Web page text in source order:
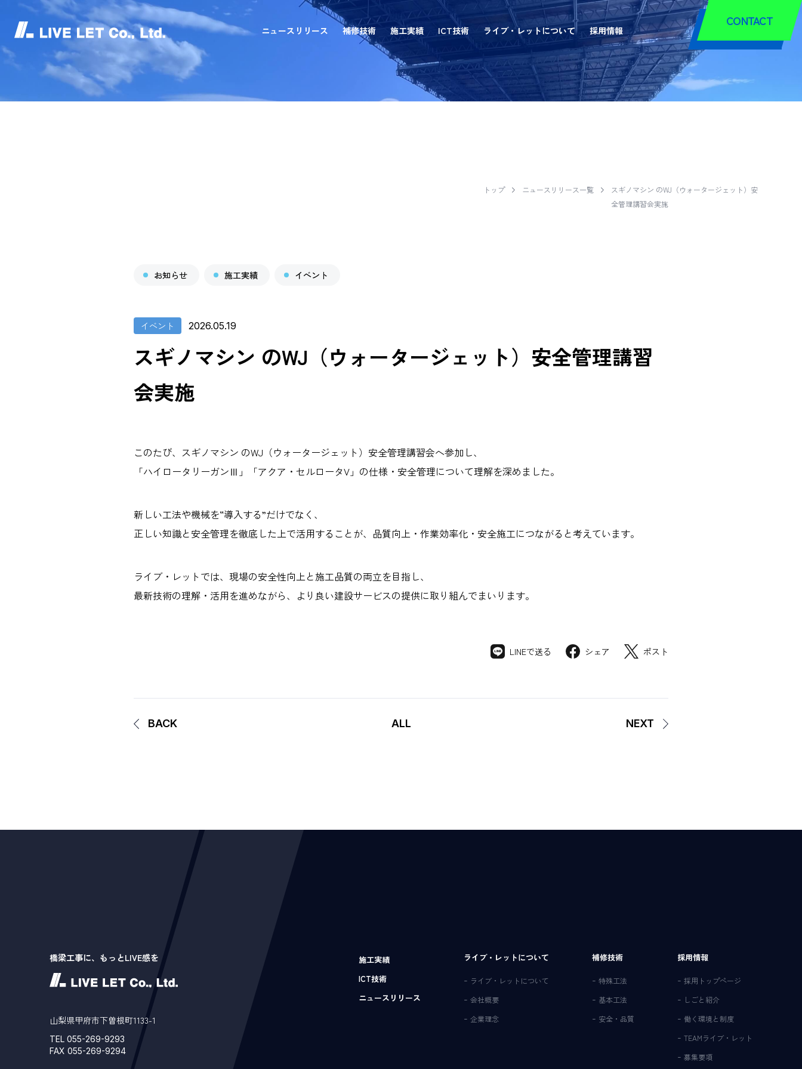
ニュースリリース 補修技術 施工実績 ICT技術 ライブ・レットについて 採用情報
CONTACT
ニュースリリース
RELEASE NEWS
トップ ニュースリリース一覧
スギノマシン のWJ（ウォータージェット）安
全管理講習会実施
お知らせ 施工実績 イベント
イベント 2026.05.19
スギノマシン のWJ（ウォータージェット）安全管理講習
会実施
このたび、スギノマシン のWJ（ウォータージェット）安全管理講習会へ参加し、
「ハイロータリーガンⅢ」「アクア・セルロータV」の仕様・安全管理について理解を深めました。
新しい工法や機械を“導入する”だけでなく、
正しい知識と安全管理を徹底した上で活用することが、品質向上・作業効率化・安全施工につながると考えています。
ライブ・レットでは、現場の安全性向上と施工品質の両立を目指し、
最新技術の理解・活用を進めながら、より良い建設サービスの提供に取り組んでまいります。
LINEで送る シェア ポスト
BACK ALL NEXT
橋梁工事に、もっとLIVE感を
山梨県甲府市下曽根町1133-1
TEL 055-269-9293
FAX 055-269-9294
施工実績
ICT技術
ニュースリリース
ライブ・レットについて
ライブ・レットについて
会社概要
企業理念
補修技術
特殊工法
基本工法
安全・品質
採用情報
採用トップページ
しごと紹介
働く環境と制度
TEAMライブ・レット
募集要項